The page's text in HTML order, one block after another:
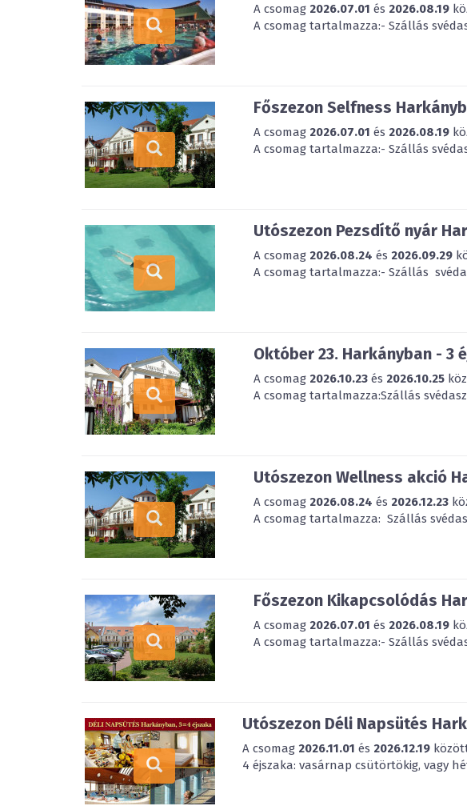
A csomag 2026.07.01 és 2026.08.19
A csomag tartalmazza:- Szállás
Főszezon Selfness
A csomag 2026.07.01 és 2026.08.19
A csomag tartalmazza:- Szállás
Utószezon Pezsdítő nyár
A csomag 2026.08.24 és 2026.09.29
A csomag tartalmazza:- Szállás
Október 23. Harkányban - 3
A csomag 2026.10.23 és 2026.10.25
A csomag tartalmazza:Szállás
Utószezon Wellness akció
A csomag 2026.08.24 és 2026.12.23
A csomag tartalmazza: Szállás
Főszezon Kikapcsolódás
A csomag 2026.07.01 és 2026.08.19
A csomag tartalmazza:- Szállás
Utószezon Déli Napsütés
A csomag 2026.11.01 és 2026.12.19
4 éjszaka: vasárnap csütörtökig, vagy